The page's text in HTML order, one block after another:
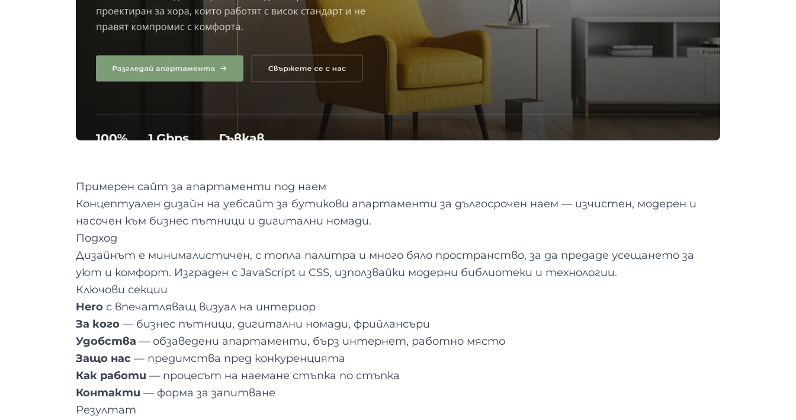
Примерен сайт за апартаменти под наем
Концептуален дизайн на уебсайт за бутикови апартаменти за дългосрочен наем — изчистен, модерен и
насочен към бизнес пътници и дигитални номади.
Подход
Дизайнът е минималистичен, с топла палитра и много бяло пространство, за да предаде усещането за
уют и комфорт. Изграден с JavaScript и CSS, използвайки модерни библиотеки и технологии.
Ключови секции
Hero с впечатляващ визуал на интериор
За кого — бизнес пътници, дигитални номади, фрийлансъри
Удобства — обзаведени апартаменти, бърз интернет, работно място
Защо нас — предимства пред конкуренцията
Как работи — процесът на наемане стъпка по стъпка
Контакти — форма за запитване
Резултат